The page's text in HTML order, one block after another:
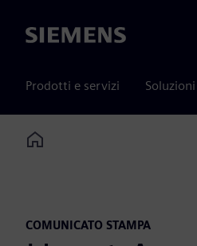
Siemens
Prodotti e servizi Soluzioni
Home
COMUNICATO STAMPA